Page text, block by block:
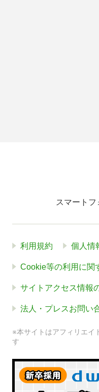
スマートフ
利用規約 個人情
Cookie等の利用に関
サイトアクセス情報
法人・プレスお問い
※本サイトはアフィリエイ
す